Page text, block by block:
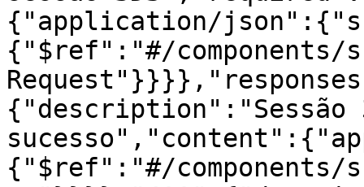
{"application/
{"$ref":"#/components/
{"description":"Sessão
{"$ref":"#/components/